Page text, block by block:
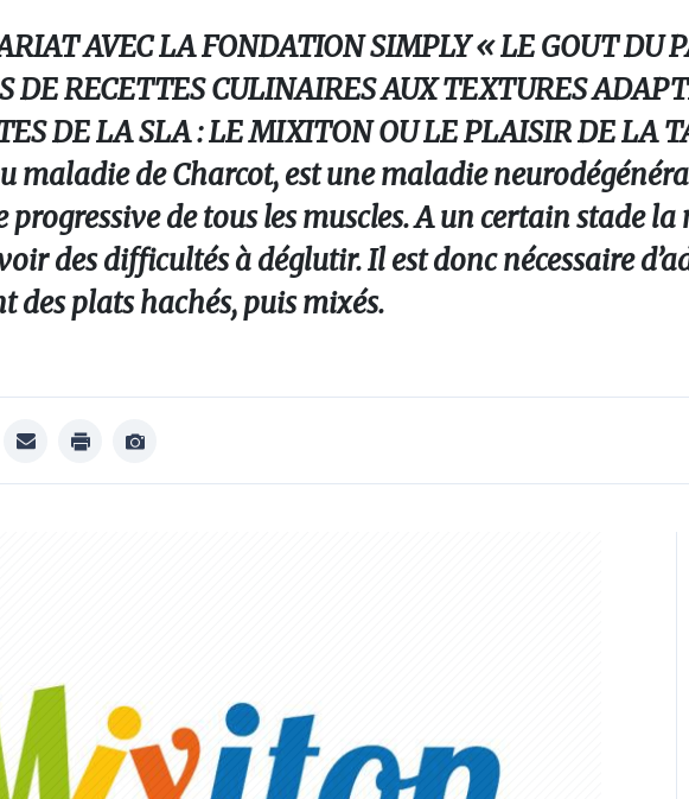
AVEC LA FONDATION SIMPLY « LE GOUT DU
DE RECETTES CULINAIRES AUX TEXTURES
DE LA SLA : LE MIXITON OU LE PLAISIR DE LA
maladie de Charcot, est une maladie
de tous les muscles. A un certain stade la
des difficultés à déglutir. Il est donc nécessaire
plats hachés, puis mixés.
mail print
Afficher